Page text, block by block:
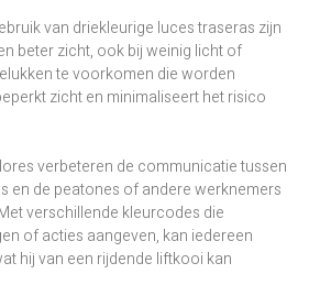
van driekleurige luces traseras zijn
beter zicht, ook bij weinig licht of
te voorkomen die worden
zicht en minimaliseert het risico
verbeteren de communicatie tussen
en de peatones of andere werknemers
verschillende kleurcodes die
of acties aangeven, kan iedereen
hij van een rijdende liftkooi kan